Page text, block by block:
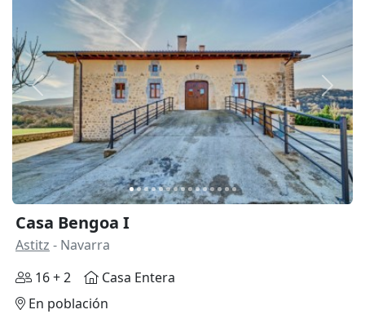
Anterior
Casa Bengoa I
Astitz - Navarra
16 + 2
Casa Entera
En población